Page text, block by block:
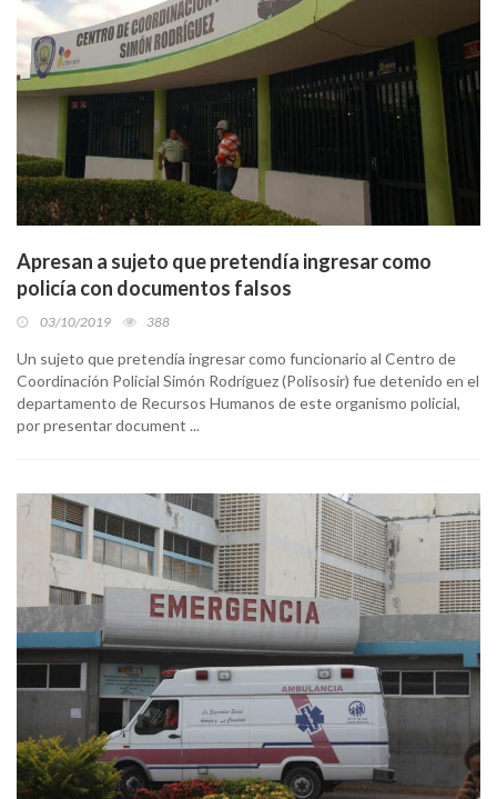
Apresan a sujeto que pretendía ingresar como
policía con documentos falsos
03/10/2019 388
Un sujeto que pretendía ingresar como funcionario al Centro de
Coordinación Policial Simón Rodríguez (Polisosir) fue detenido en el
departamento de Recursos Humanos de este organismo policial,
por presentar document ...